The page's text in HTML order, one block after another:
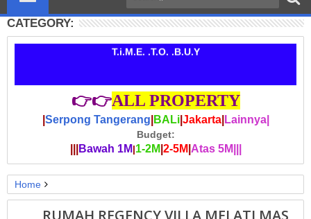
CATEGORY:
T.i.M.E. .T.O. .B.U.Y
👉👉ALL PROPERTY
Serpong Tangerang BALi| Jakarta| Lainnya|
Budget:
Bawah 1M|1-2M 2-5M Atas 5M
Home
@ Serpong Tangerang
All Property
Property 1M-2M
RUMAH REGENCY VILLA MELATI MAS